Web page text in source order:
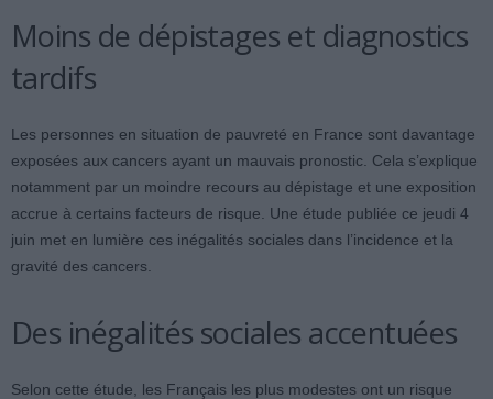
Moins de dépistages et diagnostics
tardifs
Les personnes en situation de pauvreté en France sont davantage
exposées aux cancers ayant un mauvais pronostic. Cela s’explique
notamment par un moindre recours au dépistage et une exposition
accrue à certains facteurs de risque. Une étude publiée ce jeudi 4
juin met en lumière ces inégalités sociales dans l’incidence et la
gravité des cancers.
Des inégalités sociales accentuées
Selon cette étude, les Français les plus modestes ont un risque